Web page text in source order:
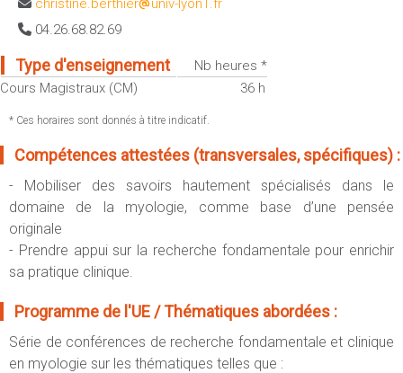
Sportives)
UFR FS (Chimie, Mathématique, Physique)
UFR Biosciences (Biologie, Biochimie)
GEP (Génie Electrique des Procédés - Département composante)
Informatique (Département Composante)
Fermer
OUTILS
Intranet des personnels
Messagerie
Stage et emploi
Portefeuille d'Expériences et
de Compétences
Fermer
christine.berthier
univ-lyon1.fr
04.26.68.82.69
Type d'enseignement
Nb heures *
Cours Magistraux (CM)
36 h
* Ces horaires sont donnés à titre indicatif.
Compétences attestées (transversales, spécifiques) :
- Mobiliser des savoirs hautement spécialisés dans le
domaine de la myologie, comme base d’une pensée
originale
- Prendre appui sur la recherche fondamentale pour enrichir
sa pratique clinique.
Programme de l'UE / Thématiques abordées :
Série de conférences de recherche fondamentale et clinique
en myologie sur les thématiques telles que :